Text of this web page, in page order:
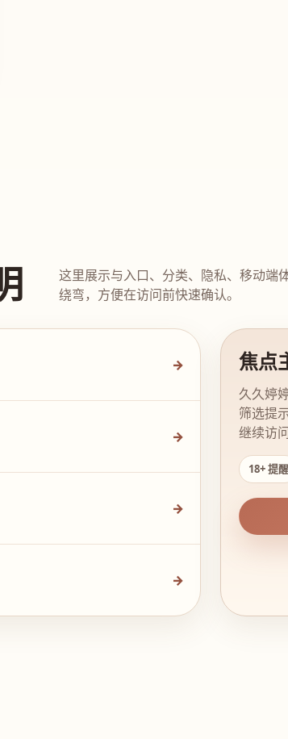
这里展示与入口、分类、隐私、移动端
绕弯，方便在访问前快速确认。
→
→
→
→
焦点
久久婷
筛选提
继续访问
18+ 提醒